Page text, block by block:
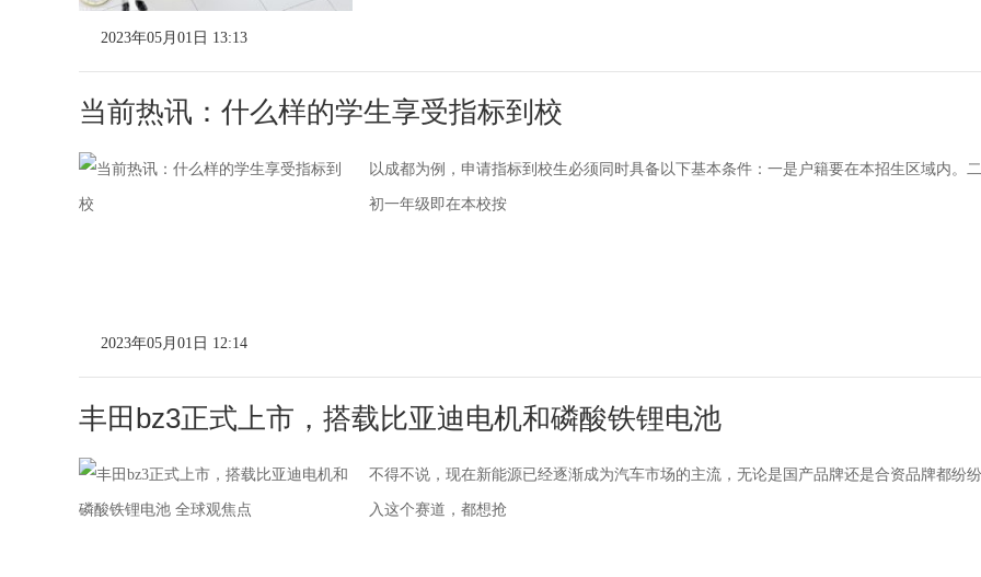
2023年05月01日 13:13
当前热讯：什么样的学生享受指标到校
以成都为例，申请指标到校生必须同时具备以下基本条件：一是户籍要在本招生区域内。
初一年级即在本校按
2023年05月01日 12:14
丰田bz3正式上市，搭载比亚迪电机和磷酸铁锂电池
不得不说，现在新能源已经逐渐成为汽车市场的主流，无论是国产品牌还是合资品牌都纷
入这个赛道，都想抢